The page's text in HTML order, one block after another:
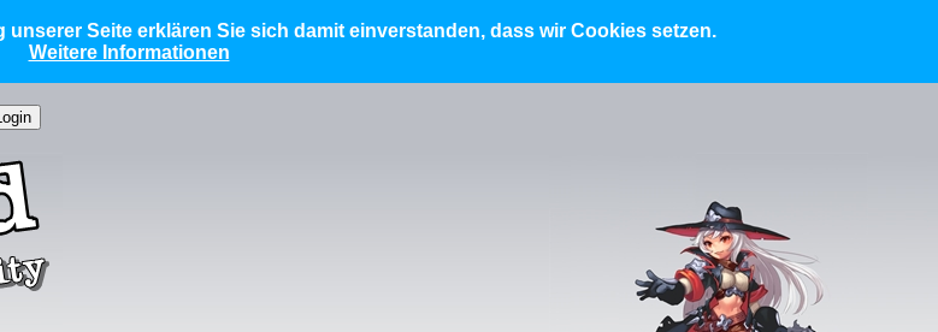
Seite erklären Sie sich damit einverstanden, dass wir Cookies setzen.
Weitere Informationen